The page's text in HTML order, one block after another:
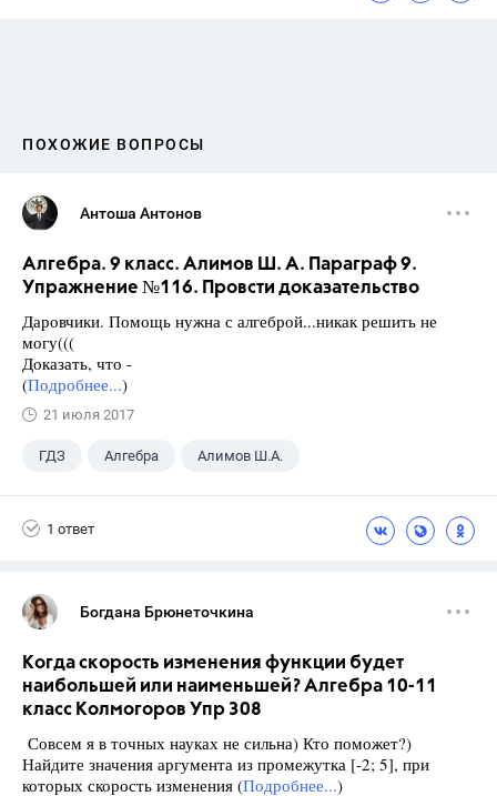
ПОХОЖИЕ ВОПРОСЫ
Антоша Антонов
Алгебра. 9 класс. Алимов Ш. А. Параграф 9.
Упражнение №116. Провсти доказательство
Даровчики. Помощь нужна с алгеброй...никак решить не
могу(((
Доказать, что -
(Подробнее...)
21 июля 2017
ГДЗ Алгебра Алимов Ш.А.
1 ответ
Богдана Брюнеточкина
Когда скорость изменения функции будет
наибольшей или наименьшей? Алгебра 10-11
класс Колмогоров Упр 308
Совсем я в точных науках не сильна) Кто поможет?)
Найдите значения аргумента из промежутка [-2; 5], при
которых скорость изменения (Подробнее...)